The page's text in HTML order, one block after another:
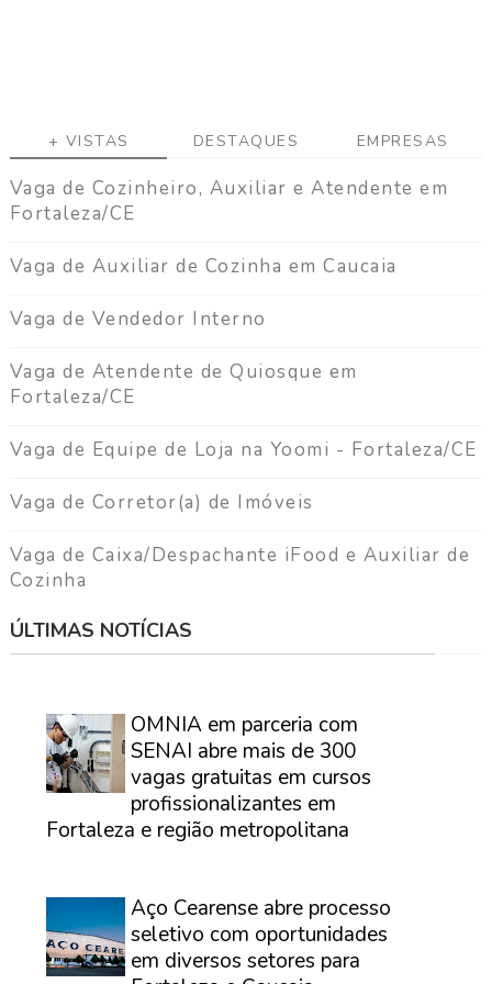
+ VISTAS DESTAQUES EMPRESAS
Vaga de Cozinheiro, Auxiliar e Atendente em
Fortaleza/CE
Vaga de Auxiliar de Cozinha em Caucaia
Vaga de Vendedor Interno
Vaga de Atendente de Quiosque em
Fortaleza/CE
Vaga de Equipe de Loja na Yoomi - Fortaleza/CE
Vaga de Corretor(a) de Imóveis
Vaga de Caixa/Despachante iFood e Auxiliar de
Cozinha
ÚLTIMAS NOTÍCIAS
OMNIA em parceria com
SENAI abre mais de 300
vagas gratuitas em cursos
profissionalizantes em
Fortaleza e região metropolitana
Aço Cearense abre processo
seletivo com oportunidades
em diversos setores para